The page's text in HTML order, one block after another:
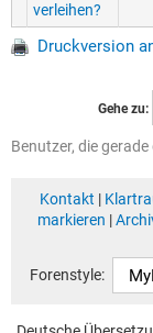
verleihen?
Druckversion
Gehe zu:
Benutzer, die
Kontakt |
markieren |
Forenstyle: